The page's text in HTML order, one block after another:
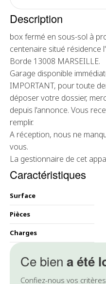
Ce bien a été
Confiez-nous vos
Description
box fermé en sous-sol à
centenaire situé résidence
Borde 13008 MARSEILLE.
Garage disponible
IMPORTANT, pour toute
déposer votre dossier,
depuis l'annonce. Vous
remplir.
A réception, nous ne
vous.
La gestionnaire de cet
Caractéristiques
Surface
Pièces
Charges